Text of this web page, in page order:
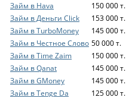
Займ в Hava
150 000 т.
Займ в Деньги Click
153 000 т.
Займ в TurboMoney
145 000 т.
Займ в Честное Слово 50 000 т.
Займ в Time Zaim
150 000 т.
Займ в Qanat
145 000 т.
Займ в GMoney
145 000 т.
Займ в Tenge Da
125 000 т.